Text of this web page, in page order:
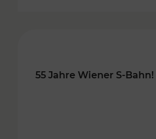
55 Jahre Wiener S-Bahn!